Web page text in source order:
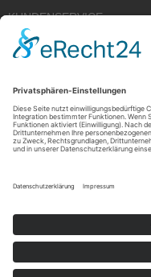
RECHTLICHES
ÜBER UNS
Copyright © 2021 by Rudolf